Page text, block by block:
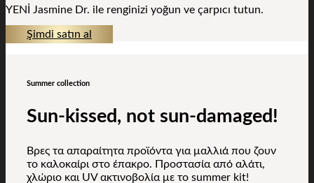
YENİ Jasmine Dr. ile renginizi yoğun ve çarpıcı tutun.
Şimdi satın al
Summer collection
Sun-kissed, not sun-damaged!
Βρες τα απαραίτητα προϊόντα για μαλλιά που ζουν
το καλοκαίρι στο έπακρο. Προστασία από αλάτι,
χλώριο και UV ακτινοβολία με το summer kit!